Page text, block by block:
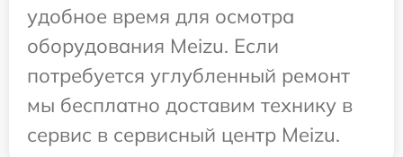
удобное время для осмотра
оборудования Meizu. Если
потребуется углубленный ремонт
мы бесплатно доставим технику в
сервис в сервисный центр Meizu.